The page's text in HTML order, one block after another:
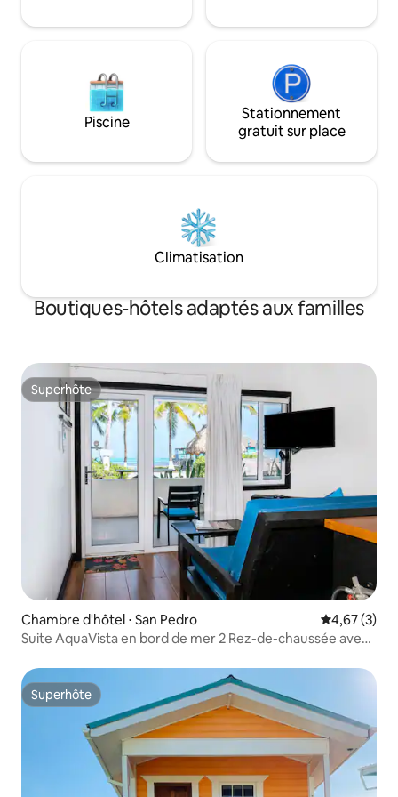
Caraïbes.
Piscine
Stationnement
gratuit sur place
Climatisation
Boutiques-hôtels adaptés aux familles
Superhôte
Superhôte
Chambre d'hôtel ⋅ San Pedro Évaluation
4,67 (3)
Suite AquaVista en bord de mer 2 Rez-de-chaussée avec
Superhôte
Superhôte